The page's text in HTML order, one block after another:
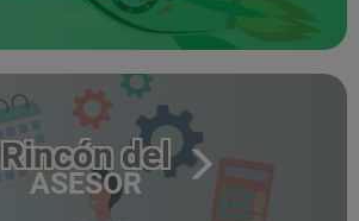
Rincón del
ASESOR